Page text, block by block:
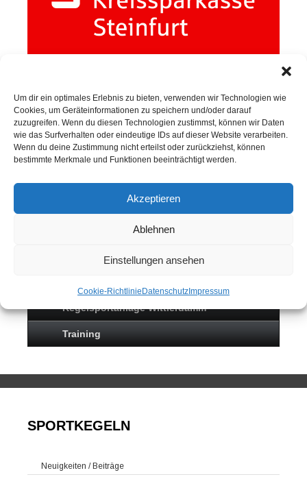
Um dir ein optimales Erlebnis zu bieten, verwenden wir Technologien wie
Cookies, um Geräteinformationen zu speichern und/oder darauf
zuzugreifen. Wenn du diesen Technologien zustimmst, können wir Daten
wie das Surfverhalten oder eindeutige IDs auf dieser Website verarbeiten.
Wenn du deine Zustimmung nicht erteilst oder zurückziehst, können
bestimmte Merkmale und Funktionen beeinträchtigt werden.
Akzeptieren
Ablehnen
Einstellungen ansehen
Cookie-Richtlinie Datenschutz Impressum
SPORTKEGELN
Mannschaften
Kegelsportanlage Wittlerdamm
Training
SPORTKEGELN
Neuigkeiten / Beiträge